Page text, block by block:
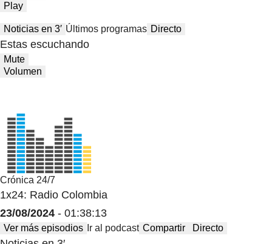
Play
Noticias en 3′ Últimos programas Directo
Estas escuchando
Mute
Volumen
Crónica 24/7
1x24: Radio Colombia
23/08/2024 - 01:38:13
Ver más episodios Ir al podcast Compartir Directo